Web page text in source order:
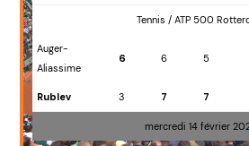
Tennis / ATP 500
Auger-
Aliassime
6 6 5
Rublev 3 7 7
mercredi 14 février